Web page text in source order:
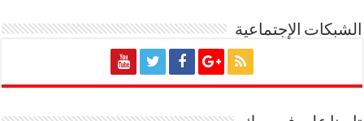
الشبكات الإجتماعية